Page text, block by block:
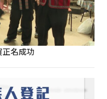
名成功